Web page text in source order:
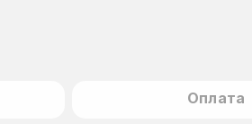
Оплата